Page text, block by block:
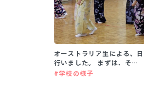
オーストラリア生による、
行いました。 まずは、そ…
#学校の様子